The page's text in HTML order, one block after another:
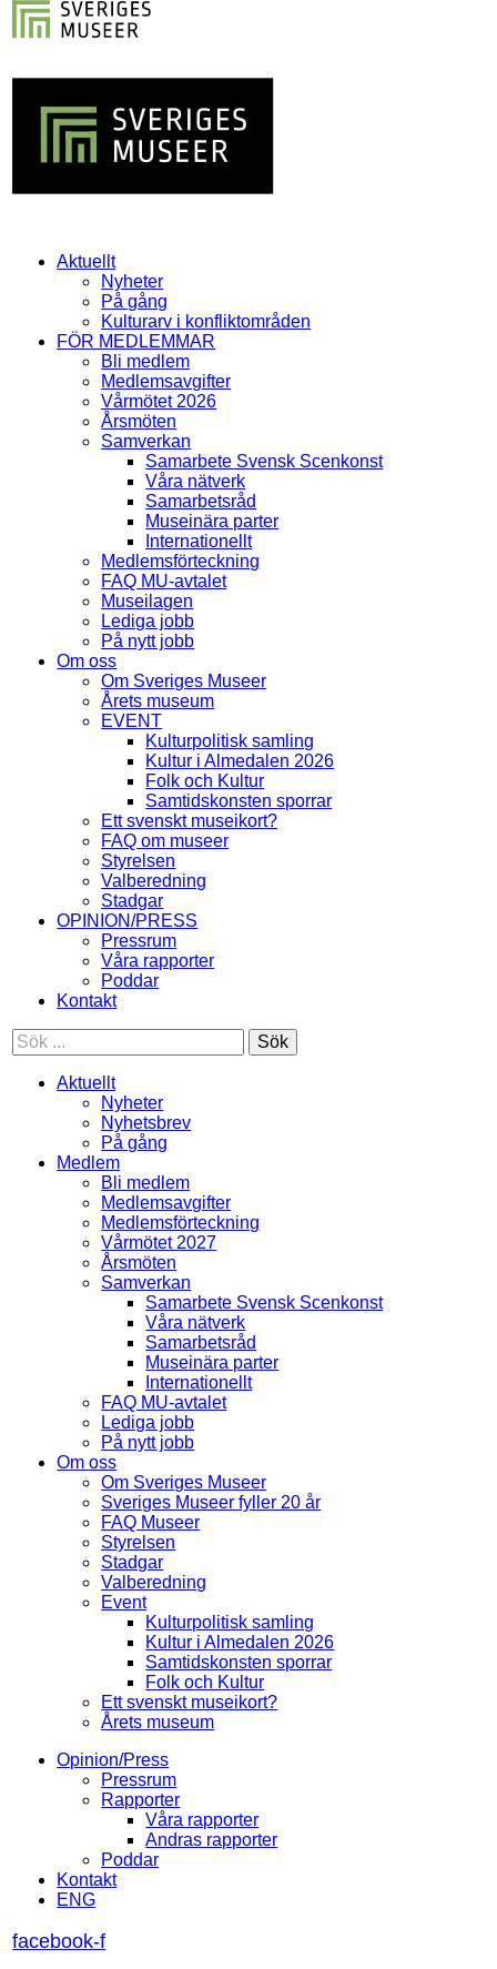
Aktuellt
Nyheter
På gång
Kulturarv i konfliktområden
FÖR MEDLEMMAR
Bli medlem
Medlemsavgifter
Vårmötet 2026
Årsmöten
Samverkan
Samarbete Svensk Scenkonst
Våra nätverk
Samarbetsråd
Museinära parter
Internationellt
Medlemsförteckning
FAQ MU-avtalet
Museilagen
Lediga jobb
På nytt jobb
Om oss
Om Sveriges Museer
Årets museum
EVENT
Kulturpolitisk samling
Kultur i Almedalen 2026
Folk och Kultur
Samtidskonsten sporrar
Ett svenskt museikort?
FAQ om museer
Styrelsen
Valberedning
Stadgar
OPINION/PRESS
Pressrum
Våra rapporter
Poddar
Kontakt
Sök
Aktuellt
Nyheter
Nyhetsbrev
På gång
Medlem
Bli medlem
Medlemsavgifter
Medlemsförteckning
Vårmötet 2027
Årsmöten
Samverkan
Samarbete Svensk Scenkonst
Våra nätverk
Samarbetsråd
Museinära parter
Internationellt
FAQ MU-avtalet
Lediga jobb
På nytt jobb
Om oss
Om Sveriges Museer
Sveriges Museer fyller 20 år
FAQ Museer
Styrelsen
Stadgar
Valberedning
Event
Kulturpolitisk samling
Kultur i Almedalen 2026
Samtidskonsten sporrar
Folk och Kultur
Ett svenskt museikort?
Årets museum
Opinion/Press
Pressrum
Rapporter
Våra rapporter
Andras rapporter
Poddar
Kontakt
ENG
facebook-f